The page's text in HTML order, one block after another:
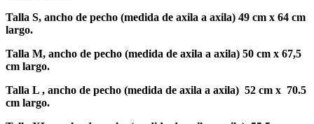
Talla S, ancho de pecho (medida de axila a axila) 49 cm x 64 cm
largo.
Talla M, ancho de pecho (medida de axila a axila) 50 cm x 67,5
cm largo.
Talla L , ancho de pecho (medida de axila a axila) 52 cm x 70.5
cm largo.